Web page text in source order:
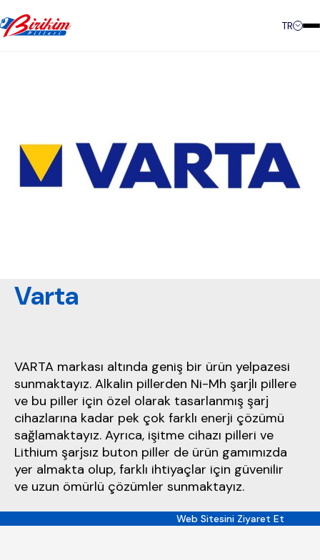
TR
Varta
VARTA markası altında geniş bir ürün yelpazesi
sunmaktayız. Alkalin pillerden Ni-Mh şarjlı pillere
ve bu piller için özel olarak tasarlanmış şarj
cihazlarına kadar pek çok farklı enerji çözümü
sağlamaktayız. Ayrıca, işitme cihazı pilleri ve
Lithium şarjsız buton piller de ürün gamımızda
yer almakta olup, farklı ihtiyaçlar için güvenilir
ve uzun ömürlü çözümler sunmaktayız.
Web Sitesini Ziyaret Et